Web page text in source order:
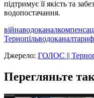
підтримує її якість та
водопостачання.
війнаводоканал
Тернопiльводоканал
Джерело: ГОЛОС ||
Перегляньте